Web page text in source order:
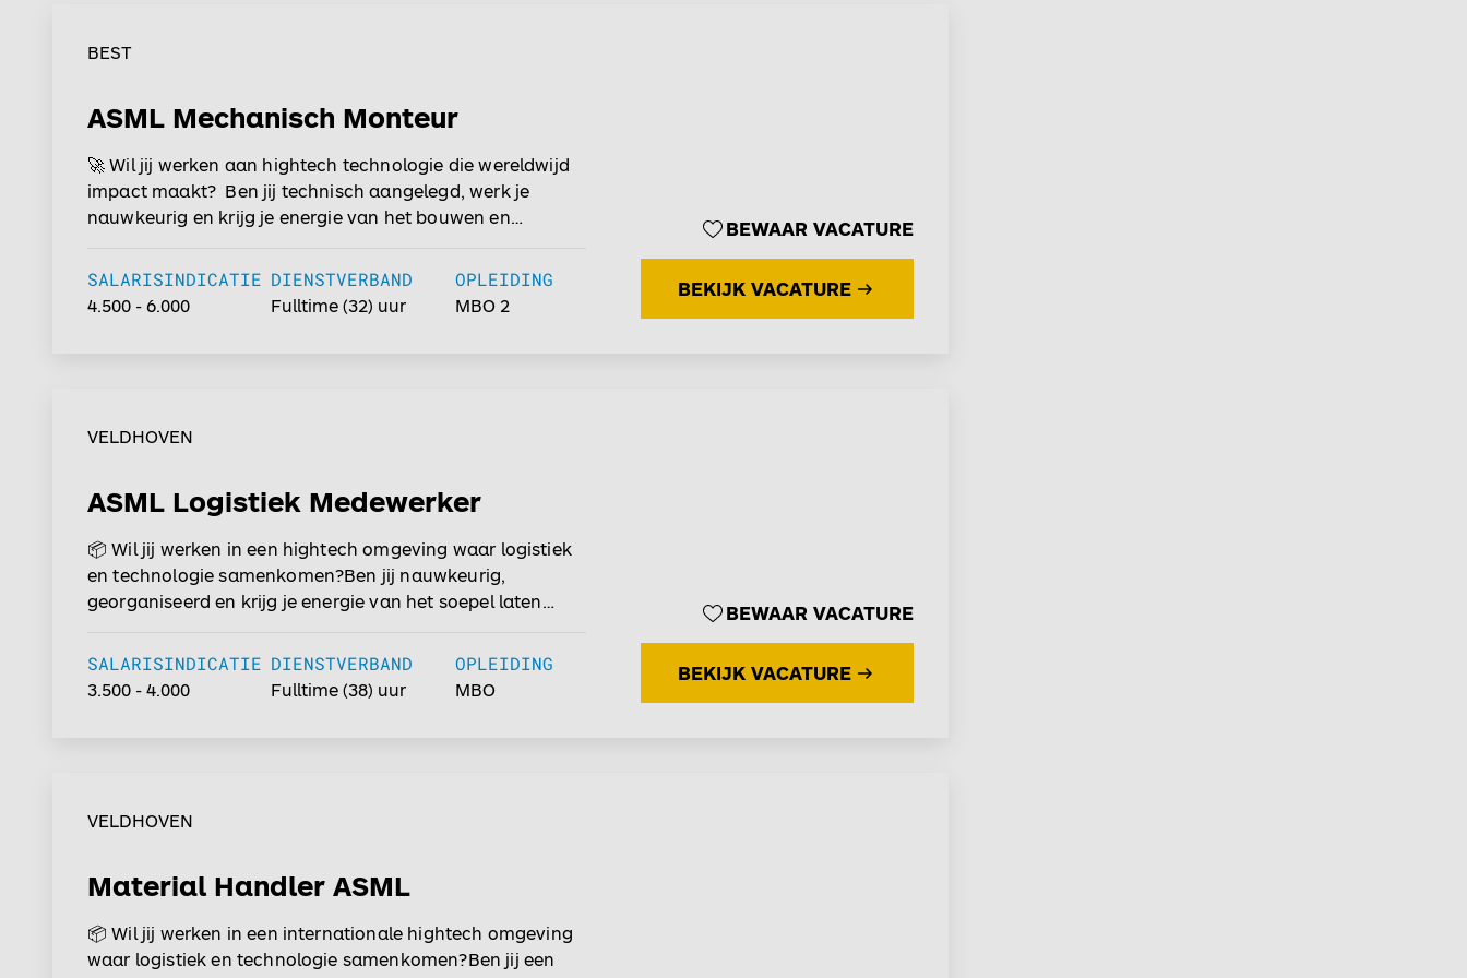
toepassingen. Hier komen precisie, techniek en
BEST
ASML Mechanisch Monteur
🚀 Wil jij werken aan hightech technologie die wereldwijd
impact maakt? Ben jij technisch aangelegd, werk je
nauwkeurig en krijg je energie van het bouwen en
als Mechanisch Monteur bij ASML in Veldhoven iets voor
jou! Bij ASML werk je niet zomaar aan machines. Je bouwt
Dan ben je in ongeveer 20 minuten rijden al op de locatie
SALARISINDICATIE
4.500 - 6.000
DIENSTVERBAND
Fulltime (32) uur
OPLEIDING
MBO 2
BEWAAR VACATURE
BEKIJK VACATURE
VELDHOVEN
ASML Logistiek Medewerker
📦 Wil jij werken in een hightech omgeving waar logistiek
en technologie samenkomen?Ben jij nauwkeurig,
georganiseerd en krijg je energie van het soepel laten
Logistiek Medewerker bij ASML in Veldhoven iets voor jou!
Binnen een moderne en innovatieve productieomgeving
productieproces binnen één van de meest innovatieve
SALARISINDICATIE
3.500 - 4.000
DIENSTVERBAND
Fulltime (38) uur
OPLEIDING
MBO
BEWAAR VACATURE
BEKIJK VACATURE
VELDHOVEN
Material Handler ASML
📦 Wil jij werken in een internationale hightech omgeving
waar logistiek en technologie samenkomen?Ben jij een